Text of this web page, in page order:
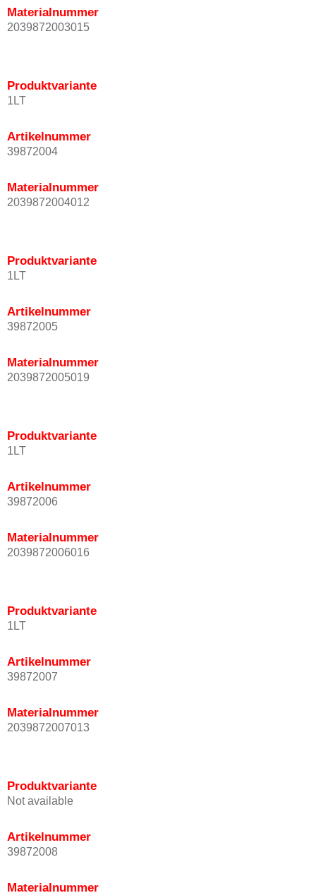
Materialnummer
2039872003015
Produktvariante
1LT
Artikelnummer
39872004
Materialnummer
2039872004012
Produktvariante
1LT
Artikelnummer
39872005
Materialnummer
2039872005019
Produktvariante
1LT
Artikelnummer
39872006
Materialnummer
2039872006016
Produktvariante
1LT
Artikelnummer
39872007
Materialnummer
2039872007013
Produktvariante
Not available
Artikelnummer
39872008
Materialnummer